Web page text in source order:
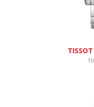
TISSOT